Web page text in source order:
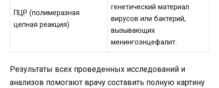
ПЦР (полимеразная
цепная реакция)
генетический материал
вирусов или бактерий,
вызывающих
менингоэнцефалит.
Результаты всех проведенных исследований и
анализов помогают врачу составить полную картину